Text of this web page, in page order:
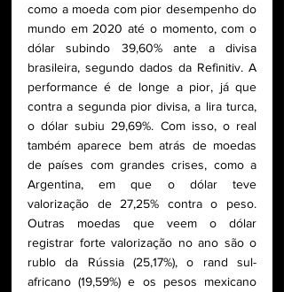
como a moeda com pior desempenho do
mundo em 2020 até o momento, com o
dólar subindo 39,60% ante a divisa
brasileira, segundo dados da Refinitiv. A
performance é de longe a pior, já que
contra a segunda pior divisa, a lira turca,
o dólar subiu 29,69%. Com isso, o real
também aparece bem atrás de moedas
de países com grandes crises, como a
Argentina, em que o dólar teve
valorização de 27,25% contra o peso.
Outras moedas que veem o dólar
registrar forte valorização no ano são o
rublo da Rússia (25,17%), o rand sul-
africano (19,59%) e os pesos mexicano